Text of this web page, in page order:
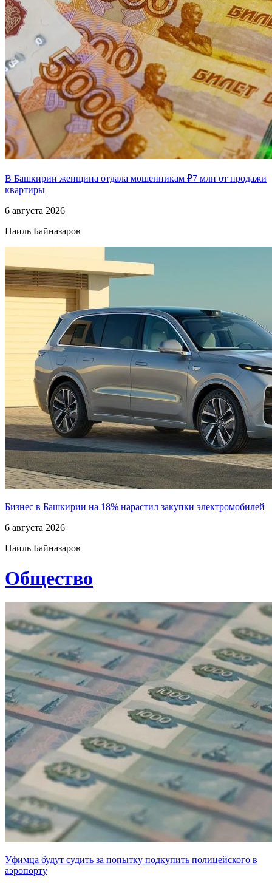
В Башкирии женщина отдала мошенникам ₽7 млн от продажи
квартиры
6 августа 2026
Наиль Байназаров
Бизнес в Башкирии на 18% нарастил закупки электромобилей
6 августа 2026
Наиль Байназаров
Общество
Уфимца будут судить за попытку подкупить полицейского в
аэропорту